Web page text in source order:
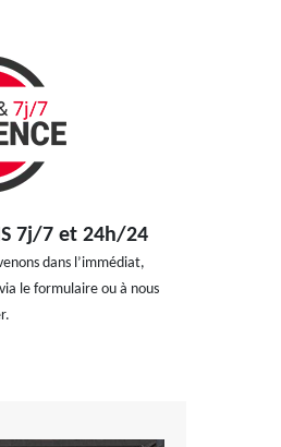
7j/7 et 24h/24
dans l’immédiat,
le formulaire ou à nous